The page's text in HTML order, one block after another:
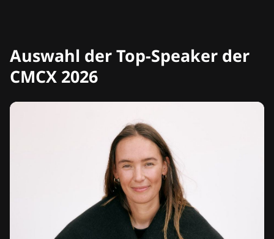
Auswahl der Top-Speaker der
CMCX 2026